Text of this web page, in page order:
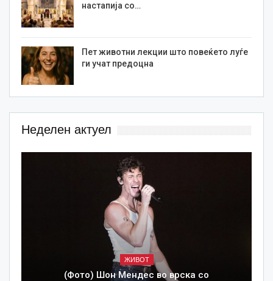
настапија со…
Пет животни лекции што повеќето луѓе
ги учат предоцна
Неделен актуел
ЖИВОТ
(Фото) Шон Мендес во врска со